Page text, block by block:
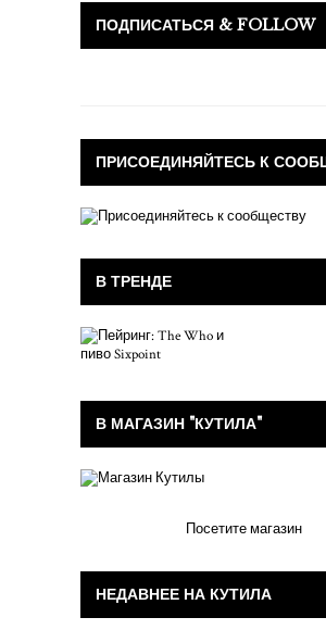
ПОДПИСАТЬСЯ & FOLLOW
ПРИСОЕДИНЯЙТЕСЬ К
В ТРЕНДЕ
В МАГАЗИН "КУТИЛА"
Посетите магазин
НЕДАВНЕЕ НА КУТИЛА